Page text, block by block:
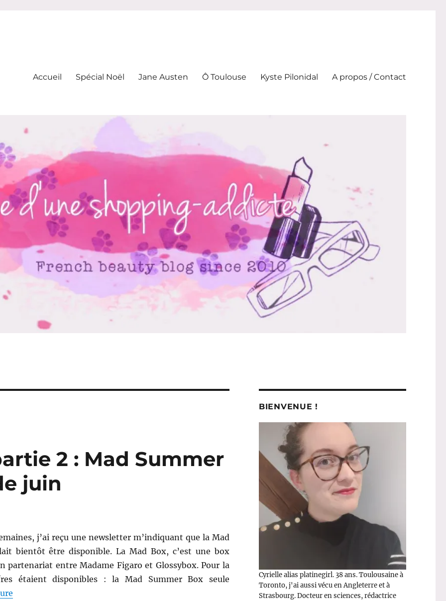
Accueil Spécial Noël Jane Austen Ô Toulouse Kyste Pilonidal A propos / Contact
2 : Mad Summer
juin
j’ai reçu une newsletter m’indiquant que la Mad
bientôt être disponible. La Mad Box, c’est une box
partenariat entre Madame Figaro et Glossybox. Pour la
étaient disponibles : la Mad Summer Box seule
de « Shopping # 146, partie 2 : Mad Summer Box + Glossybox de juin »
BIENVENUE !
Cyrielle alias platinegirl. 38 ans. Toulousaine à
Toronto, j'ai aussi vécu en Angleterre et à
Strasbourg. Docteur en sciences, rédactrice